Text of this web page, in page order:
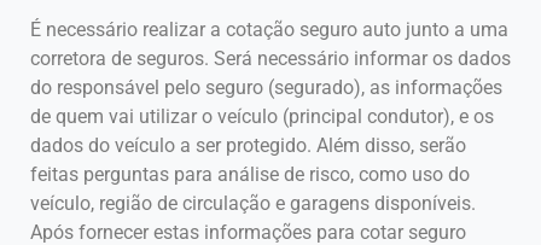
É necessário realizar a cotação seguro auto junto a uma
corretora de seguros. Será necessário informar os dados
do responsável pelo seguro (segurado), as informações
de quem vai utilizar o veículo (principal condutor), e os
dados do veículo a ser protegido. Além disso, serão
feitas perguntas para análise de risco, como uso do
veículo, região de circulação e garagens disponíveis.
Após fornecer estas informações para cotar seguro